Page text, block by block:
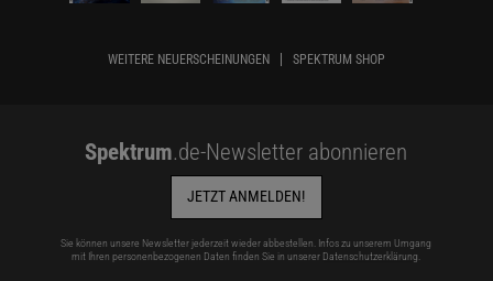
WEITERE NEUERSCHEINUNGEN SPEKTRUM SHOP
Spektrum.de-Newsletter abonnieren
JETZT ANMELDEN!
Sie können unsere Newsletter jederzeit wieder abbestellen. Infos zu unserem Umgang
mit Ihren personenbezogenen Daten finden Sie in unserer Datenschutzerklärung.